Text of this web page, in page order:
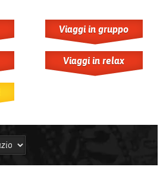
Viaggi in gruppo
Viaggi in relax